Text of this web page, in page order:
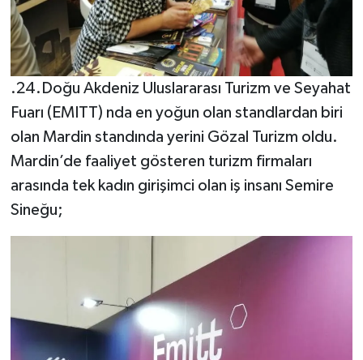
.24.Doğu Akdeniz Uluslararası Turizm ve Seyahat
Fuarı (EMITT) nda en yoğun olan standlardan biri
olan Mardin standında yerini Gözal Turizm oldu.
Mardin’de faaliyet gösteren turizm firmaları
arasında tek kadın girişimci olan iş insanı Semire
Sineğu;